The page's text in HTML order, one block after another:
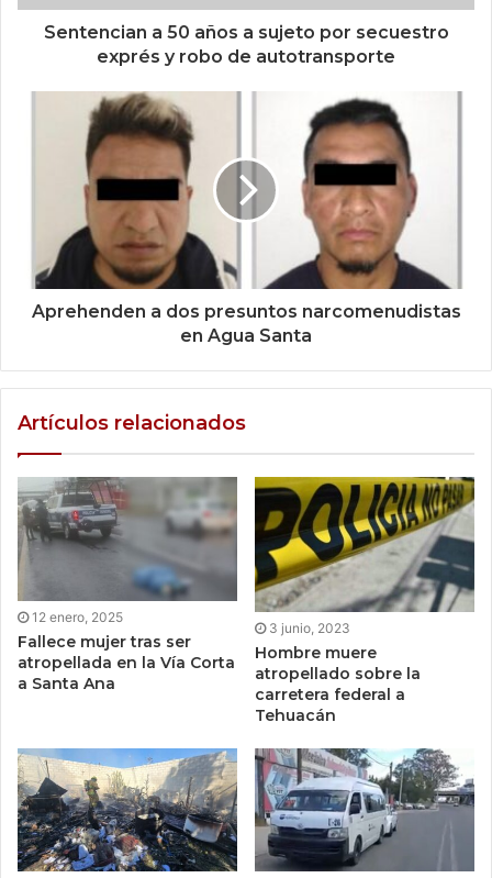
Sentencian a 50 años a sujeto por secuestro
exprés y robo de autotransporte
Aprehenden a dos presuntos narcomenudistas
en Agua Santa
Artículos relacionados
12 enero, 2025
Fallece mujer tras ser
atropellada en la Vía Corta
a Santa Ana
3 junio, 2023
Hombre muere
atropellado sobre la
carretera federal a
Tehuacán